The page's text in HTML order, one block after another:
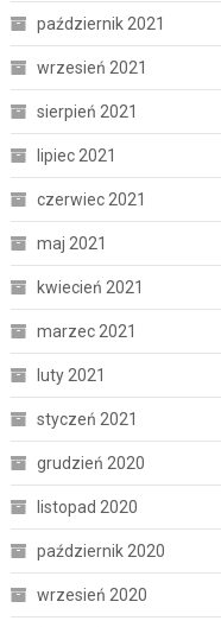
październik 2021
wrzesień 2021
sierpień 2021
lipiec 2021
czerwiec 2021
maj 2021
kwiecień 2021
marzec 2021
luty 2021
styczeń 2021
grudzień 2020
listopad 2020
październik 2020
wrzesień 2020